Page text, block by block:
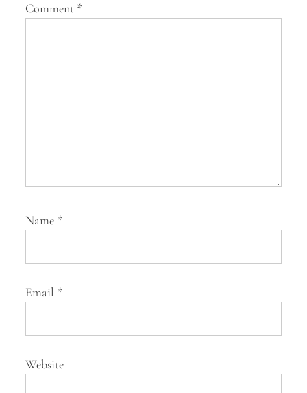
i
Comment *
Name *
Email *
Website